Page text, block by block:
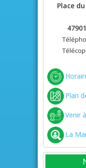
Place
Plan
Venir
La